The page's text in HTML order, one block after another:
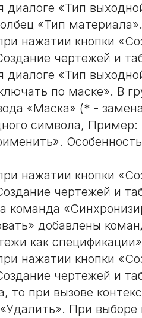
«Тип
«Тип материала».
нажатии кнопки
чертежей и
«Тип
по маске». В
«Маска» (* - замена
символа, Пример:
нажатии кнопки
чертежей и
команда
добавлены
как
нажатии кнопки
чертежей и
то при вызове
При выборе